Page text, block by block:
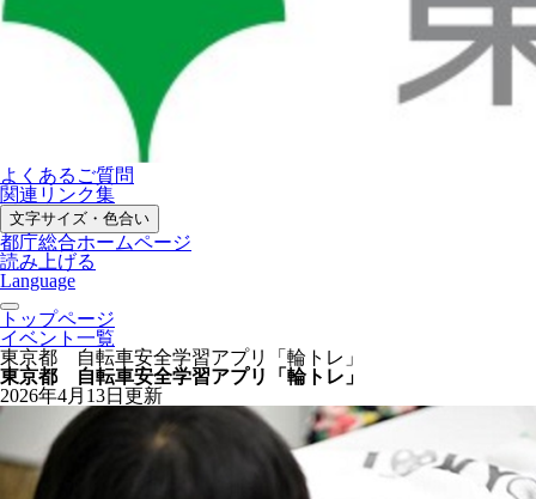
よくあるご質問
関連リンク集
文字サイズ・色合い
都庁総合ホームページ
読み上げる
Language
トップページ
イベント一覧
東京都 自転車安全学習アプリ「輪トレ」
東京都 自転車安全学習アプリ「輪トレ」
2026年4月13日更新